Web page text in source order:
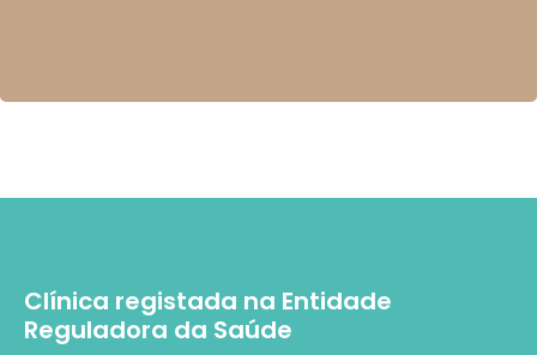
Clínica registada na Entidade
Reguladora da Saúde